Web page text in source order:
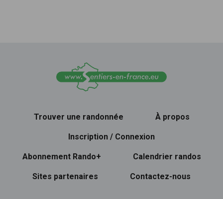
Trouver une randonnée À propos
Inscription / Connexion
Abonnement Rando+ Calendrier randos
Sites partenaires Contactez-nous